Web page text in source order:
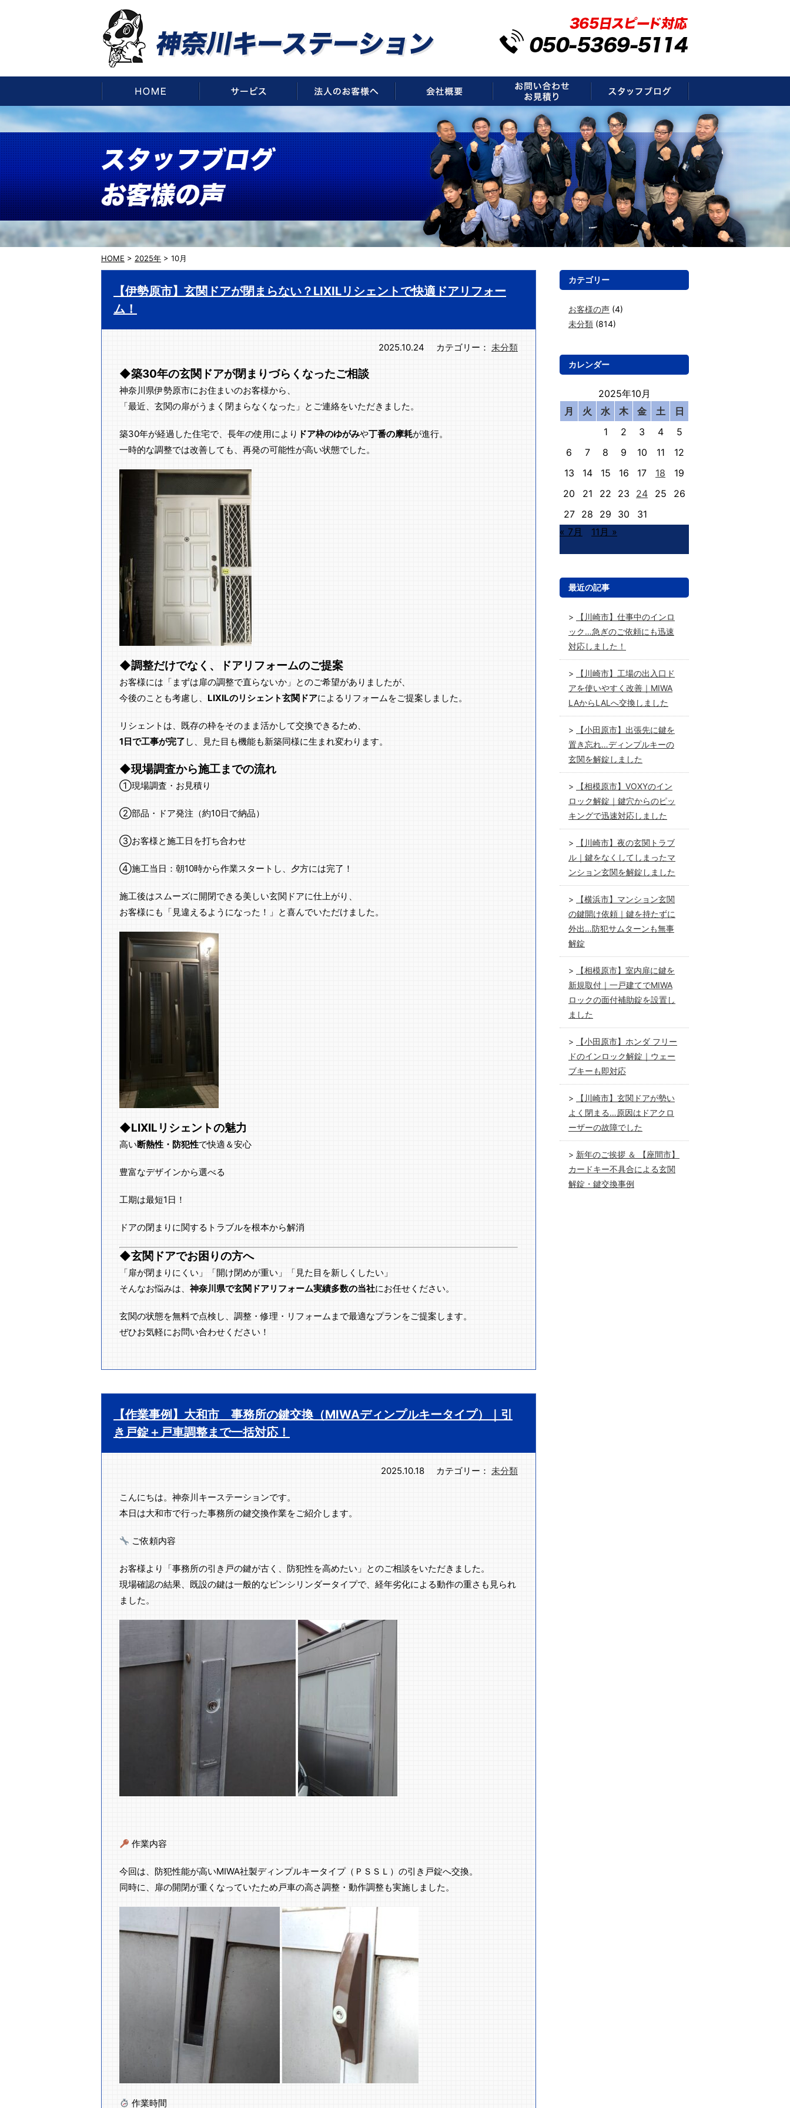
HOME サービス 法人のお客様へ 会社概要 お問い合わせ・お見積もり
HOME > 2025年 > 10月
【伊勢原市】玄関ドアが閉まらない？LIXILリシェントで快適ドアリフォー
ム！
2025.10.24 カテゴリー： 未分類
◆築30年の玄関ドアが閉まりづらくなったご相談
神奈川県伊勢原市にお住まいのお客様から、
「最近、玄関の扉がうまく閉まらなくなった」とご連絡をいただきました。
築30年が経過した住宅で、長年の使用により ドア枠のゆがみや丁番の摩耗が進行。
一時的な調整では改善しても、再発の可能性が高い状態でした。
◆調整だけでなく、ドアリフォームのご提案
お客様には「まずは扉の調整で直らないか」とのご希望がありましたが、
今後のことも考慮し、 LIXILのリシェント玄関ドアによるリフォームをご提案しました。
リシェントは、既存の枠をそのまま活かして交換できるため、
1日で工事が完了 し、見た目も機能も新築同様に生まれ変わります。
◆現場調査から施工までの流れ
①現場調査・お見積り
②部品・ドア発注（約10日で納品）
③お客様と施工日を打ち合わせ
④施工当日：朝10時から作業スタートし、夕方には完了！
施工後はスムーズに開閉できる美しい玄関ドアに仕上がり、
お客様にも「見違えるようになった！」と喜んでいただけました。
◆LIXILリシェントの魅力
高い断熱性・防犯性で快適＆安心
豊富なデザインから選べる
工期は最短1日！
ドアの閉まりに関するトラブルを根本から解消
◆玄関ドアでお困りの方へ
「扉が閉まりにくい」「開け閉めが重い」「見た目を新しくしたい」
そんなお悩みは、 神奈川県で玄関ドアリフォーム実績多数の当社にお任せください。
玄関の状態を無料で点検し、調整・修理・リフォームまで最適なプランをご提案します。
ぜひお気軽にお問い合わせください！
【作業事例】大和市 事務所の鍵交換（MIWAディンプルキータイプ）｜引
き戸錠＋戸車調整まで一括対応！
2025.10.18 カテゴリー： 未分類
こんにちは。神奈川キーステーションです。
本日は大和市で行った事務所の鍵交換作業をご紹介します。
ご依頼内容
お客様より「事務所の引き戸の鍵が古く、防犯性を高めたい」とのご相談をいただきました。
現場確認の結果、既設の鍵は一般的なピンシリンダータイプで、経年劣化による動作の重さも見られ
ました。
作業内容
今回は、防犯性能が高いMIWA社製ディンプルキータイプ（ＰＳＳＬ）の引き戸錠へ交換。
同時に、扉の開閉が重くなっていたため戸車の高さ調整・動作調整も実施しました。
作業時間
カテゴリー
お客様の声 (4)
未分類 (814)
カレンダー
2025年10月
月
火 水 木 金 土
日
1
2 3 4
5
6
7 8 9 10 11
12
13
14 15 16 17 18
19
20
21 22 23 24 25
26
27
28 29 30
31
« 7月
11月 »
最近の記事
【川崎市】仕事中のインロ
ック…急ぎのご依頼にも迅速
対応しました！
【川崎市】工場の出入口ド
アを使いやすく改善｜MIWA
LAからLALへ交換しました
【小田原市】出張先に鍵を
置き忘れ…ディンプルキーの
玄関を解錠しました
【相模原市】VOXYのイン
ロック解錠｜鍵穴からのピッ
キングで迅速対応しました
【川崎市】夜の玄関トラブ
ル｜鍵をなくしてしまったマ
ンション玄関を解錠しました
【横浜市】マンション玄関
の鍵開け依頼｜鍵を持たずに
外出…防犯サムターンも無事
解錠
【相模原市】室内扉に鍵を
新規取付｜一戸建てでMIWA
ロックの面付補助錠を設置し
ました
【小田原市】ホンダ フリー
ドのインロック解錠｜ウェー
ブキーも即対応
【川崎市】玄関ドアが勢い
よく閉まる…原因はドアクロ
ーザーの故障でした
新年のご挨拶 ＆ 【座間市】
カードキー不具合による玄関
解錠・鍵交換事例